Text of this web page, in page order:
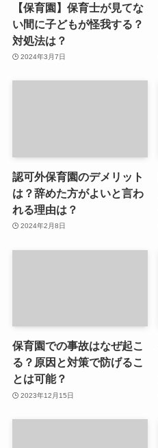
【保育園】保育士が見てな
い間に子どもが怪我する？
対処法は？
2024年3月7日
認可外保育園のデメリット
は？辞めた方がよいと言わ
れる理由は？
2024年2月8日
保育園での事故はなぜ起こ
る？原因と対策で防げるこ
とは可能？
2023年12月15日